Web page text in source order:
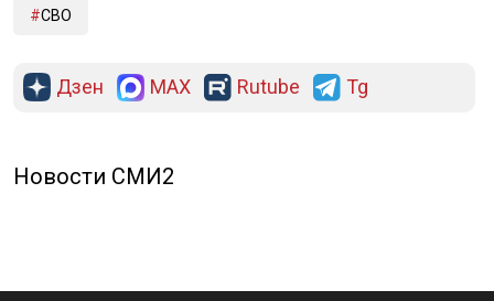
СВО
Дзен MAX Rutube Tg
Новости СМИ2